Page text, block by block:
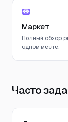
Маркет
Полный обзор
одном месте.
Часто